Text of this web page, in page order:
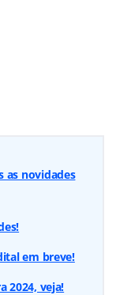
as novidades
em breve!
2024, veja!